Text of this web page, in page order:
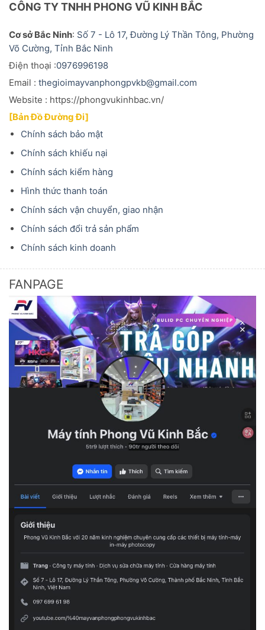
CÔNG TY TNHH PHONG VŨ KINH BẮC
Cơ sở Bắc Ninh: Số 7 - Lô 17, Đường Lý Thần Tông, Phường
Võ Cường, Tỉnh Bắc Ninh
Điện thoại :0976996198
Email : thegioimayvanphongpvkb@gmail.com
Website : https://phongvukinhbac.vn/
[Bản Đồ Đường Đi]
Chính sách bảo mật
Chính sách khiếu nại
Chính sách kiểm hàng
Hình thức thanh toán
Chính sách vận chuyển, giao nhận
Chính sách đổi trả sản phẩm
Chính sách kinh doanh
FANPAGE